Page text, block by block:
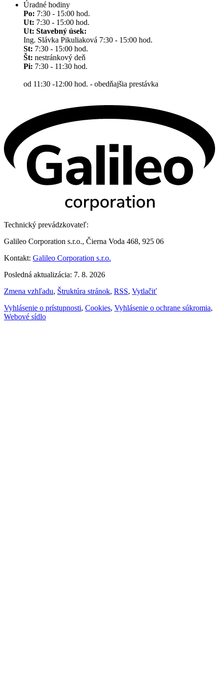
Úradné hodiny
Po: 7:30 - 15:00 hod.
Ut: 7:30 - 15:00 hod.
Ut: Stavebný úsek:
Ing. Slávka Pikuliaková 7:30 - 15:00 hod.
St: 7:30 - 15:00 hod.
Št: nestránkový deň
Pi: 7:30 - 11:30 hod.
od 11:30 -12:00 hod. - obedňajšia prestávka
Technický prevádzkovateľ:
Galileo Corporation s.r.o., Čierna Voda 468, 925 06
Kontakt: Galileo Corporation s.r.o.
Posledná aktualizácia: 7. 8. 2026
Zmena vzhľadu, Štruktúra stránok, RSS, Vytlačiť
Vyhlásenie o prístupnosti, Cookies, Vyhlásenie o ochrane súkromia,
Webové sídlo